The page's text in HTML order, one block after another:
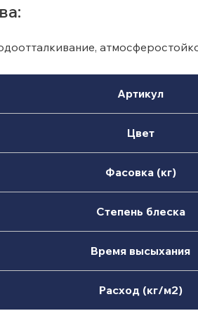
Артикул
Цвет
Фасовка (кг)
Степень блеска
Время высыхания
Расход (кг/м2)